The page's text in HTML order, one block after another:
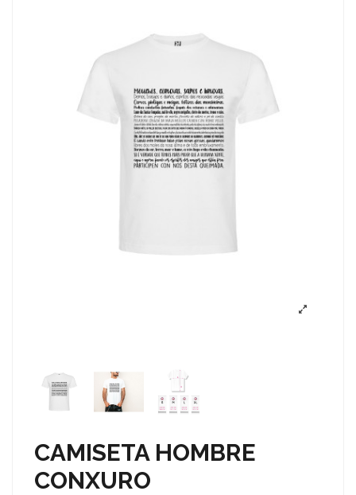
CAMISETA HOMBRE
CONXURO